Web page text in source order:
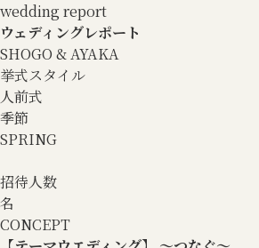
wedding report
ウェディングレポート
SHOGO & AYAKA
挙式スタイル
人前式
季節
SPRING
招待人数
名
CONCEPT